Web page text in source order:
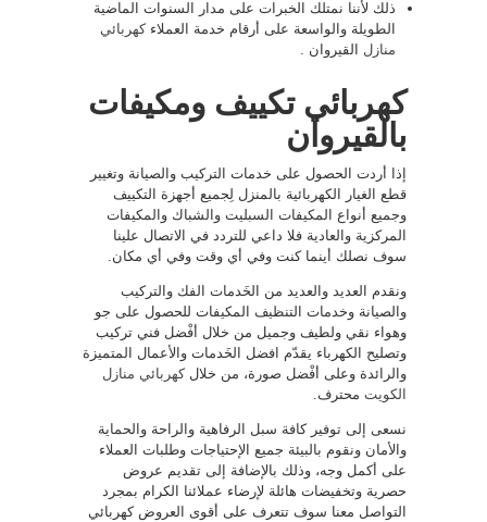
ذلك لأننا نمتلك الخبرات على مدار السنوات الماضية
الطويلة والواسعة على أرقام خدمة العملاءكهربائي
منازل القيروان .
كهربائي تكييف ومكيفات
بالقيروان
إذا أردت الحصول على خدمات التركيب والصيانة وتغيير
قطع الغيار الكهربائية بالمنزل لِجميع أجهزة التكييف
وجميع أنواع المكيفات السبليت والشباك والمكيفات
المركزية والعادية فلا داعي للتردد في الاتصال علينا
سوف نصلك أينما كنت وفي أي وقت وفي أي مكان.
ونقدم العديد والعديد من الخَدمات الفك والتركيب
والصيانة وخدمات التنظيف المكيفات للحصول على جو
وهواء نقي ولطيف وجميل من خلال أفْضل فني تركيب
وتصليح الكهرباء يقدّم افضل الخَدمات والأعمال المتميزة
والرائدة وعلى أفْضل صورة، من خلالكهربائي منازل
الكويت محترف.
نسعى إلى توفير كافة سبل الرفاهية والراحة والحماية
والأمان ونقوم بالبيئة جميع الإحتياجات وطلبات العملاء
على أكمل وجه، وذلك بالإضافة إلى تقديم عروض
حصرية وتخفيضات هائلة لإرضاء عملائنا الكرام بمجرد
التواصل معنا سوف تتعرف على أقوى العروض كهربائي